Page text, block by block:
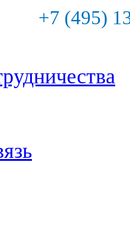
+7 (495)